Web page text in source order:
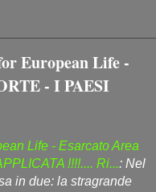
European Life -
- I PAESI
Life - Esarcato Area
!!!!.... Ri...: Nel
in due: la stragrande